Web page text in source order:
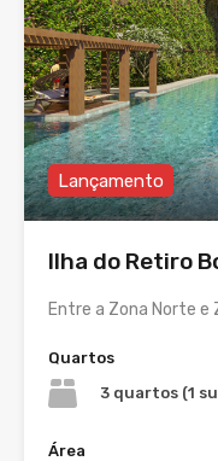
Lançamento
Ilha do Retiro
Entre a Zona Norte e
Quartos
3 quartos (1
Área